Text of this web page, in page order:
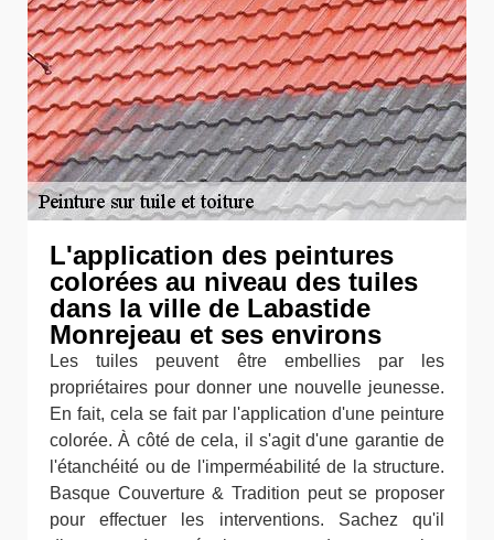
L'application des peintures
colorées au niveau des tuiles
dans la ville de Labastide
Monrejeau et ses environs
Les tuiles peuvent être embellies par les
propriétaires pour donner une nouvelle jeunesse.
En fait, cela se fait par l'application d'une peinture
colorée. À côté de cela, il s'agit d'une garantie de
l'étanchéité ou de l'imperméabilité de la structure.
Basque Couverture & Tradition peut se proposer
pour effectuer les interventions. Sachez qu'il